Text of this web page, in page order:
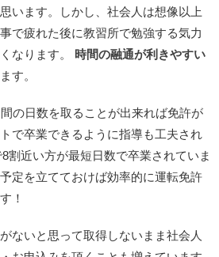
います。しかし、社会人は想像以上
で疲れた後に教習所で勉強する気力
なります。 時間の融通が利きやすい
す。
の日数を取ることが出来れば免許が
で卒業できるように指導も工夫され
割近い方が最短日数で卒業されていま
定を立てておけば効率的に運転免許
！
ないと思って取得しないまま社会人